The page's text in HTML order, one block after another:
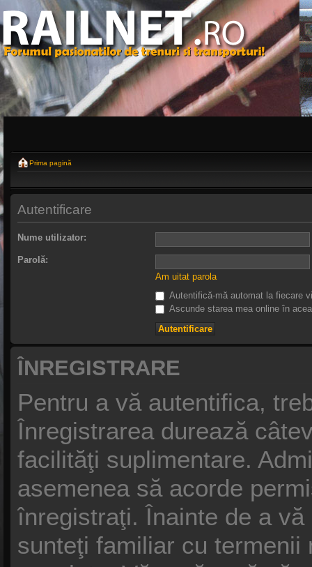
Prima pagină
Autentificare
Nume utilizator:
Parolă:
Am uitat parola
Autentifică-mă automat la fiecare
Ascunde starea mea online în
ÎNREGISTRARE
Pentru a vă autentifica,
Înregistrarea durează
facilităţi suplimentare.
asemenea să acorde
înregistraţi. Înainte de a
sunteţi familiar cu